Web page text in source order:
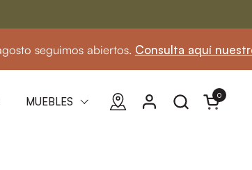
abiertos.Consulta aquí nuestro
Abrir
0
MUEBLES